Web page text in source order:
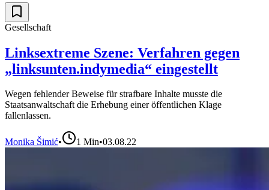
Gesellschaft
Linksextreme Szene: Verfahren gegen
„linksunten.indymedia“ eingestellt
Wegen fehlender Beweise für strafbare Inhalte musste die
Staatsanwaltschaft die Erhebung einer öffentlichen Klage
fallenlassen.
Monika Šimić• 1 Min•03.08.22